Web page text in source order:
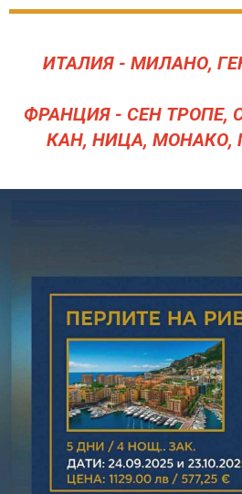
ИТАЛИЯ- МИЛАНО,
ФРАНЦИЯ - СЕН ТРОПЕ,
КАН, НИЦА, МОНАКО,